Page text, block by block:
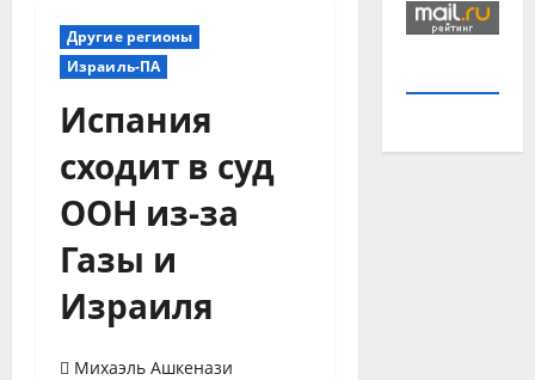
Другие регионы
Израиль-ПА
Испания
сходит в суд
ООН из-за
Газы и
Израиля
Михаэль Ашкенази